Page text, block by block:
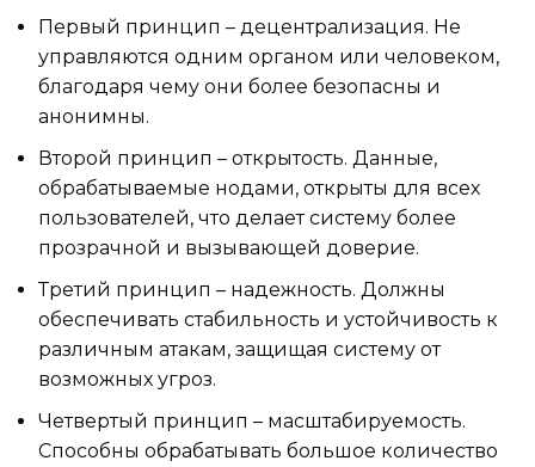
Первый принцип – децентрализация. Не
управляются одним органом или человеком,
благодаря чему они более безопасны и
анонимны.
Второй принцип – открытость. Данные,
обрабатываемые нодами, открыты для всех
пользователей, что делает систему более
прозрачной и вызывающей доверие.
Третий принцип – надежность. Должны
обеспечивать стабильность и устойчивость к
различным атакам, защищая систему от
возможных угроз.
Четвертый принцип – масштабируемость.
Способны обрабатывать большое количество